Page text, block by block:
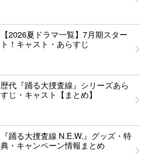
【2026夏ドラマ一覧】7月期スター
ト！キャスト・あらすじ
歴代『踊る大捜査線』シリーズあら
すじ・キャスト【まとめ】
『踊る大捜査線 N.E.W.』グッズ・特
典・キャンペーン情報まとめ